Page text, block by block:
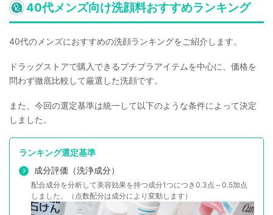
40代メンズ向け洗顔料おすすめランキング
40代のメンズにおすすめの洗顔ランキングをご紹介します。
ドラッグストアで購入できるプチプラアイテムを中心に、価格を
問わず徹底比較して厳選した洗顔です。
また、今回の選定基準は統一して以下のような条件によって決定
しました。
ランキング選定基準
成分評価（洗浄成分）
配合成分を分析して美容効果を持つ成分1つにつき0.3点～0.5加点
しました。（点数配分は成分により変動します）